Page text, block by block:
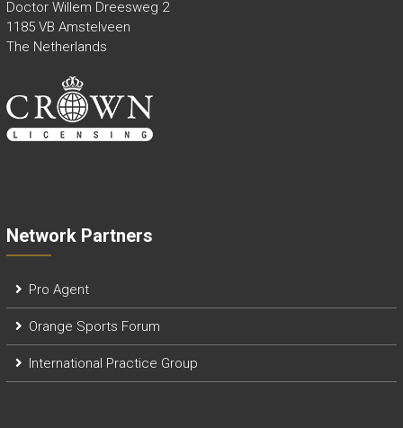
Doctor Willem Dreesweg 2
1185 VB Amstelveen
The Netherlands
Network Partners
Pro Agent
Orange Sports Forum
International Practice Group